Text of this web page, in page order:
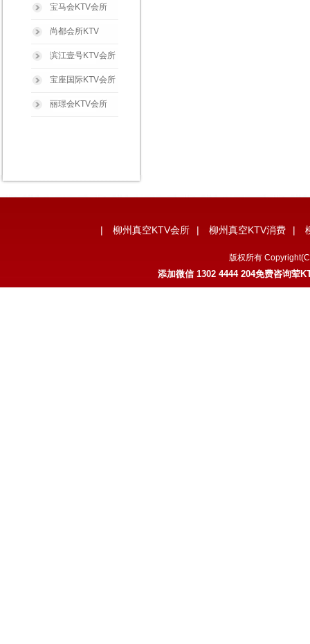
宝马会KTV会所
尚都会所KTV
滨江壹号KTV会所
宝座国际KTV会所
丽璟会KTV会所
| 柳州真空KTV会所 | 柳州真空KTV消费 |
版权所有
添加微信 1302 4444 204免费咨询荤